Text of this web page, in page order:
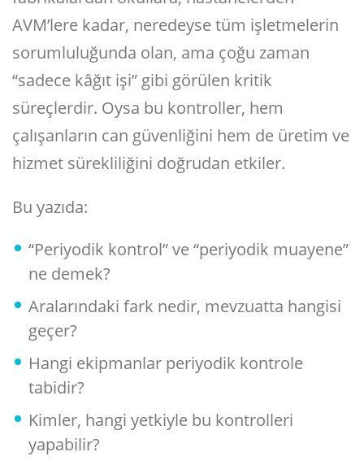
AVM’lere kadar, neredeyse tüm işletmelerin
sorumluluğunda olan, ama çoğu zaman
“sadece kâğıt işi” gibi görülen kritik
süreçlerdir. Oysa bu kontroller, hem
çalışanların can güvenliğini hem de üretim ve
hizmet sürekliliğini doğrudan etkiler.
Bu yazıda:
“Periyodik kontrol” ve “periyodik muayene”
ne demek?
Aralarındaki fark nedir, mevzuatta hangisi
geçer?
Hangi ekipmanlar periyodik kontrole
tabidir?
Kimler, hangi yetkiyle bu kontrolleri
yapabilir?